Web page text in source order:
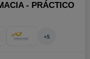
- PRÁCTICO
+5